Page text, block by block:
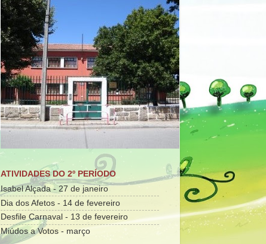
ATIVIDADES DO 2º PERÍODO
Isabel Alçada - 27 de janeiro
Dia dos Afetos - 14 de fevereiro
Desfile Carnaval - 13 de fevereiro
Miúdos a Votos - março